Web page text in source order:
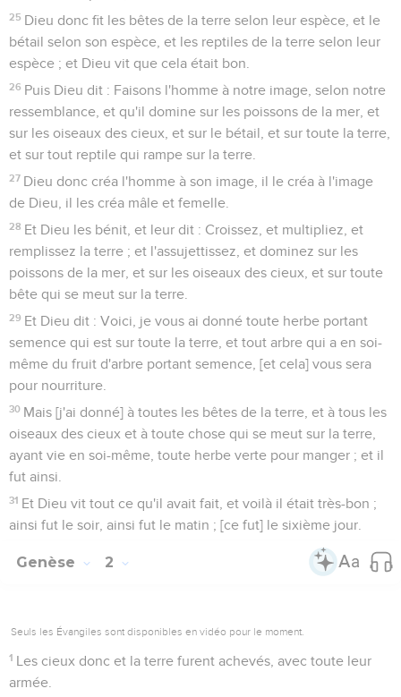
25 Dieu donc fit les bêtes de la terre selon leur espèce, et le
bétail selon son espèce, et les reptiles de la terre selon leur
espèce ; et Dieu vit que cela était bon.
26 Puis Dieu dit : Faisons l'homme à notre image, selon notre
ressemblance, et qu'il domine sur les poissons de la mer, et
sur les oiseaux des cieux, et sur le bétail, et sur toute la terre,
et sur tout reptile qui rampe sur la terre.
27 Dieu donc créa l'homme à son image, il le créa à l'image
de Dieu, il les créa mâle et femelle.
28 Et Dieu les bénit, et leur dit : Croissez, et multipliez, et
remplissez la terre ; et l'assujettissez, et dominez sur les
poissons de la mer, et sur les oiseaux des cieux, et sur toute
bête qui se meut sur la terre.
29 Et Dieu dit : Voici, je vous ai donné toute herbe portant
semence qui est sur toute la terre, et tout arbre qui a en soi-
même du fruit d'arbre portant semence, [et cela] vous sera
pour nourriture.
30 Mais [j'ai donné] à toutes les bêtes de la terre, et à tous les
oiseaux des cieux et à toute chose qui se meut sur la terre,
ayant vie en soi-même, toute herbe verte pour manger ; et il
fut ainsi.
31 Et Dieu vit tout ce qu'il avait fait, et voilà il était très-bon ;
ainsi fut le soir, ainsi fut le matin ; [ce fut] le sixième jour.
Genèse 2
Seuls les Évangiles sont disponibles en vidéo pour le moment.
1 Les cieux donc et la terre furent achevés, avec toute leur
armée.